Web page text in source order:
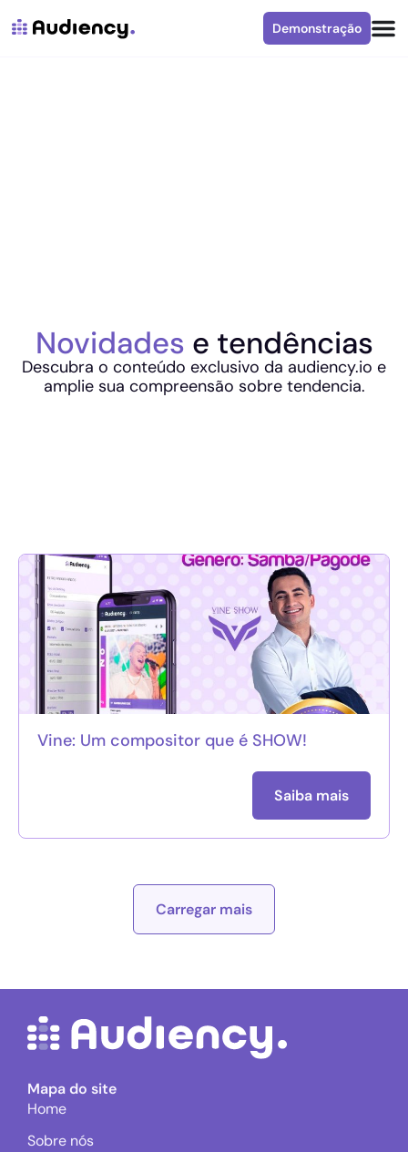
Demonstração
Novidades e tendências
Descubra o conteúdo exclusivo da audiency.io e
amplie sua compreensão sobre tendencia.
Vine: Um compositor que é SHOW!
Saiba mais
Carregar mais
Mapa do site
Home
Sobre nós